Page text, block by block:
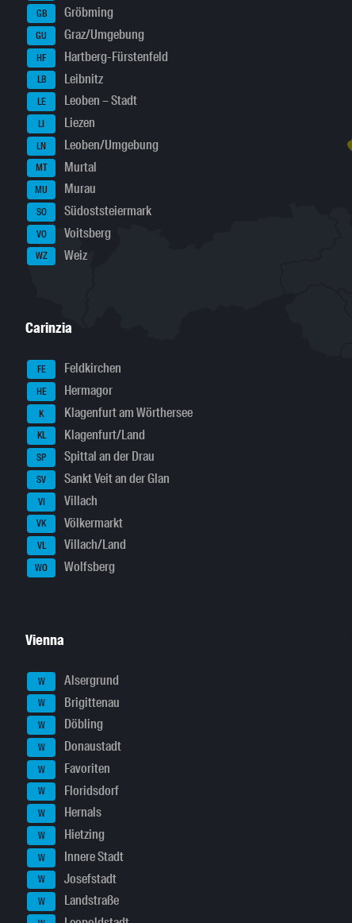
GB Gröbming
GU Graz/Umgebung
HF Hartberg-Fürstenfeld
LB Leibnitz
LE Leoben – Stadt
LI Liezen
LN Leoben/Umgebung
MT Murtal
MU Murau
SO Südoststeiermark
VO Voitsberg
WZ Weiz
Carinzia
FE Feldkirchen
HE Hermagor
K Klagenfurt am Wörthersee
KL Klagenfurt/Land
SP Spittal an der Drau
SV Sankt Veit an der Glan
VI Villach
VK Völkermarkt
VL Villach/Land
WO Wolfsberg
Vienna
W Alsergrund
W Brigittenau
W Döbling
W Donaustadt
W Favoriten
W Floridsdorf
W Hernals
W Hietzing
W Innere Stadt
W Josefstadt
W Landstraße